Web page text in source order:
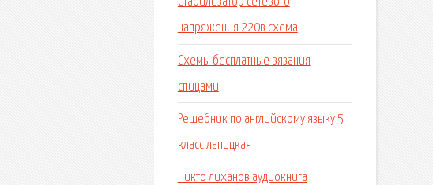
напряжения 220в схема
Схемы бесплатные вязания
спицами
Решебник по английскому языку 5
класс лапицкая
Никто лиханов аудиокнига